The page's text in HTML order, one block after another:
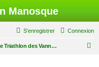
Manosque
Connexion
S’enregistrer
Le Triathlon des Vannades